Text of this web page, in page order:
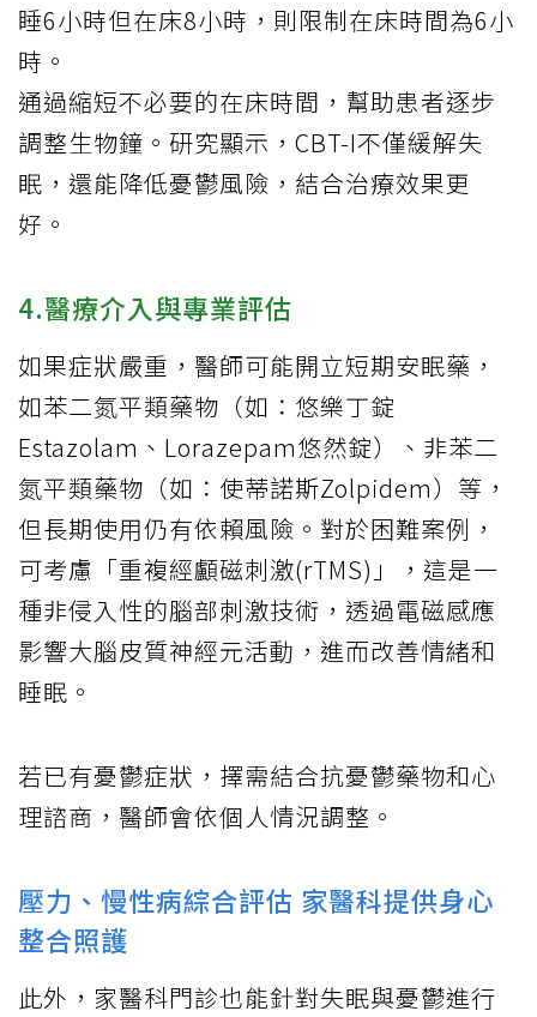
睡6小時但在床8小時，則限制在床時間為6小
時。
通過縮短不必要的在床時間，幫助患者逐步
調整生物鐘。研究顯示，CBT-I不僅緩解失
眠，還能降低憂鬱風險，結合治療效果更
好。
4.醫療介入與專業評估
如果症狀嚴重，醫師可能開立短期安眠藥，
如苯二氮平類藥物（如：悠樂丁錠
Estazolam、Lorazepam悠然錠）、非苯二
氮平類藥物（如：使蒂諾斯Zolpidem）等，
但長期使用仍有依賴風險。對於困難案例，
可考慮「重複經顱磁刺激(rTMS)」，這是一
種非侵入性的腦部刺激技術，透過電磁感應
影響大腦皮質神經元活動，進而改善情緒和
睡眠。
若已有憂鬱症狀，擇需結合抗憂鬱藥物和心
理諮商，醫師會依個人情況調整。
壓力、慢性病綜合評估 家醫科提供身心
整合照護
此外，家醫科門診也能針對失眠與憂鬱進行